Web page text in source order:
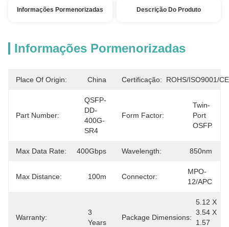
Informações Pormenorizadas Descrição Do Produto
Informações Pormenorizadas
Place Of Origin: China Certificação: ROHS/ISO9001/CE
Part Number:
QSFP-
DD-
400G-
SR4
Form Factor:
Twin-
Port
OSFP
Max Data Rate: 400Gbps Wavelength: 850nm
Max Distance: 100m Connector:
MPO-
12/APC
Warranty:
3
Years
Package Dimensions:
5.12 X
3.54 X
1.57